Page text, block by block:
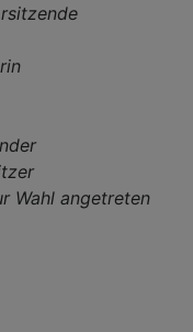
Wahl angetreten